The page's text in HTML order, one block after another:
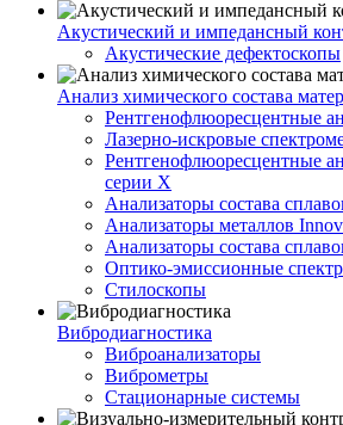
Акустический и импедансный
Акустические дефектоскопы
Анализ химического состава
Рентгенофлюоресцентные
Лазерно-искровые
Рентгенофлюоресцентные
серии Х
Анализаторы состава
Анализаторы металлов
Анализаторы состава
Оптико-эмиссионные
Стилоскопы
Вибродиагностика
Виброанализаторы
Виброметры
Стационарные системы